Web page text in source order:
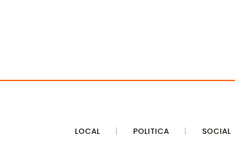
LOCAL POLITICA SOCIAL